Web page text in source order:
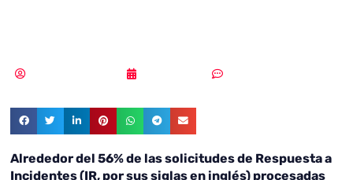
Alrededor del 56% de las solicitudes de Respuesta a
Incidentes (IR, por sus siglas en inglés) procesadas